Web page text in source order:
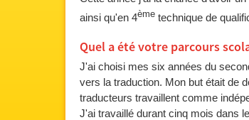
ainsi qu'en 4ème technique de
Quel a été votre parcours
J'ai choisi mes six années du
vers la traduction. Mon but était de
traducteurs travaillent comme
J'ai travaillé durant cinq mois dans